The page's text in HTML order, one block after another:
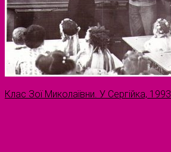
Клас Зої Миколаївни. У Сергійка, 1993